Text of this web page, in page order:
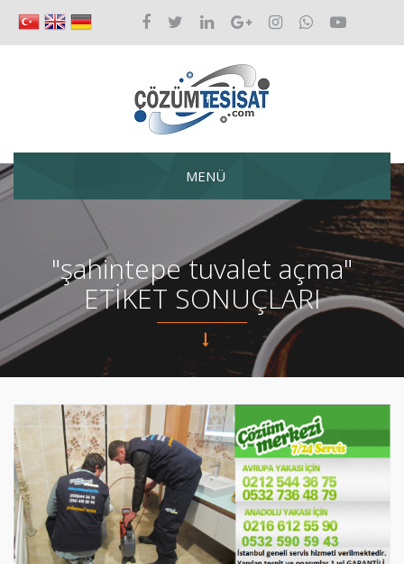
MENÜ
"şahintepe tuvalet açma"
ETİKET SONUÇLARI